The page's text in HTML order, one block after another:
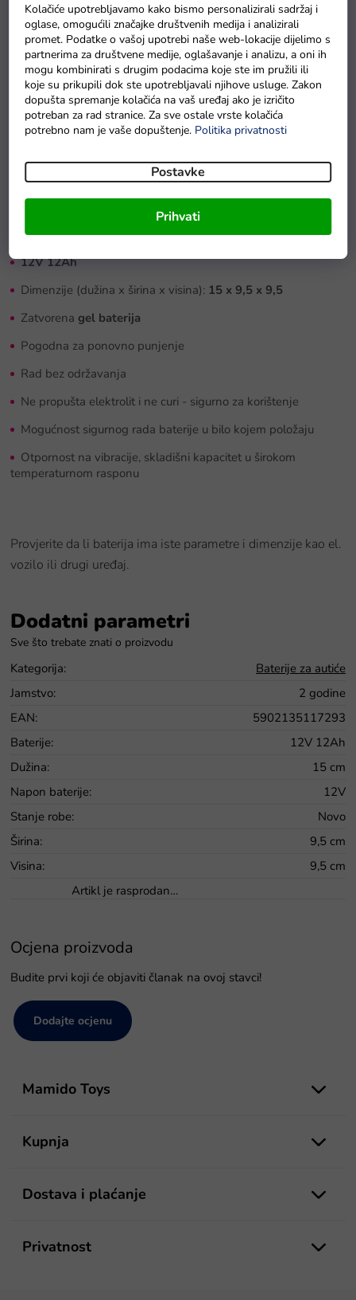
Kolačiće upotrebljavamo kako bismo personalizirali sadržaj i
oglase, omogućili značajke društvenih medija i analizirali
promet. Podatke o vašoj upotrebi naše web-lokacije dijelimo s
partnerima za društvene medije, oglašavanje i analizu, a oni ih
mogu kombinirati s drugim podacima koje ste im pružili ili
koje su prikupili dok ste upotrebljavali njihove usluge. Zakon
dopušta spremanje kolačića na vaš uređaj ako je izričito
potreban za rad stranice. Za sve ostale vrste kolačića
potrebno nam je vaše dopuštenje. Politika privatnosti
Postavke
Prihvati
Zaštitna plahta za auto na akumulator S
Na zalihi - dostava do 6 dana.
Detaljan opis proizvoda
Specifikacije:
12V 12Ah
Dimenzije (dužina x širina x visina): 15 x 9,5 x 9,5
Zatvorena gel baterija
Pogodna za ponovno punjenje
Rad bez održavanja
Ne propušta elektrolit i ne curi - sigurno za korištenje
Mogućnost sigurnog rada baterije u bilo kojem položaju
Otpornost na vibracije, skladišni kapacitet u širokom
temperaturnom rasponu
Provjerite da li baterija ima iste parametre i dimenzije kao el.
vozilo ili drugi uređaj.
Dodatni parametri
Kategorija:
Baterije za autiće
Jamstvo:
2 godine
EAN:
5902135117293
Baterije:
12V 12Ah
Dužina:
15 cm
Napon baterije:
12V
Stanje robe:
Novo
Širina:
9,5 cm
Visina:
9,5 cm
Artikl je rasprodan…
Ocjena proizvoda
Budite prvi koji će objaviti članak na ovoj stavci!
Dodajte ocjenu
Mamido Toys
Kupnja
Dostava i plaćanje
Privatnost